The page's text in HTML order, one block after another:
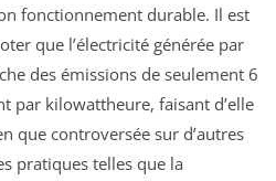
fonctionnement durable. Il est
que l’électricité générée par
des émissions de seulement 6
par kilowattheure, faisant d’elle
que controversée sur d’autres
pratiques telles que la